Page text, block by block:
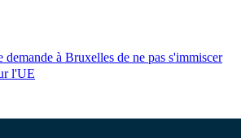
à Bruxelles de ne pas s'immiscer
l'UE